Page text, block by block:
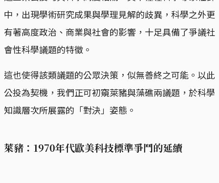
中，出現學術研究成果與學理見解的歧異，科學之外更
有著高度政治、商業與社會的影響，十足具備了爭議社
會性科學議題的特徵。
這也使得該類議題的公眾決策，似無善終之可能。以此
公投為契機，我們正可初窺萊豬與藻礁兩議題，於科學
知識層次所展露的「對決」姿態。
萊豬：1970年代歐美科技標準爭鬥的延續